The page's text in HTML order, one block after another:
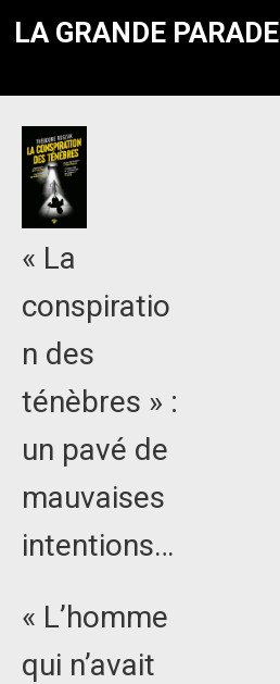
LA GRANDE PARADE
« La
conspiratio
n des
ténèbres » :
un pavé de
mauvaises
intentions…
« L’homme
qui n’avait